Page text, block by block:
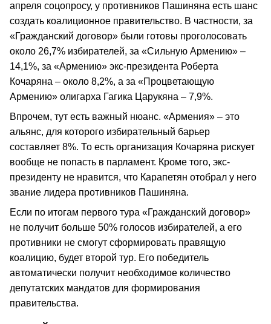
апреля соцопросу, у противников Пашиняна есть шанс
создать коалиционное правительство. В частности, за
«Гражданский договор» были готовы проголосовать
около 26,7% избирателей, за «Сильную Армению» –
14,1%, за «Армению» экс-президента Роберта
Кочаряна – около 8,2%, а за «Процветающую
Армению» олигарха Гагика Царукяна – 7,9%.
Впрочем, тут есть важный нюанс. «Армения» – это
альянс, для которого избирательный барьер
составляет 8%. То есть организация Кочаряна рискует
вообще не попасть в парламент. Кроме того, экс-
президенту не нравится, что Карапетян отобрал у него
звание лидера противников Пашиняна.
Если по итогам первого тура «Гражданский договор»
не получит больше 50% голосов избирателей, а его
противники не смогут сформировать правящую
коалицию, будет второй тур. Его победитель
автоматически получит необходимое количество
депутатских мандатов для формирования
правительства.